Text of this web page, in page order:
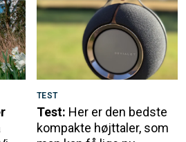
TEST
Test: Her er den bedste
kompakte højttaler, som